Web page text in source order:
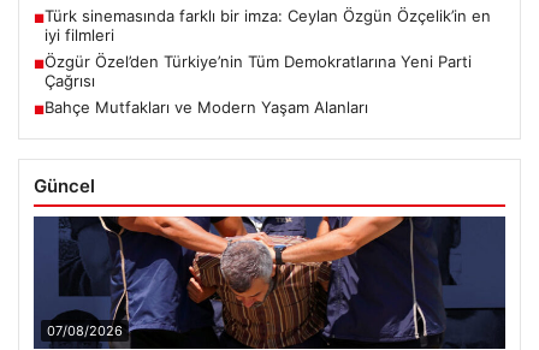
■Türk sinemasında farklı bir imza: Ceylan Özgün Özçelik’in en
iyi filmleri
■Özgür Özel’den Türkiye’nin Tüm Demokratlarına Yeni Parti
Çağrısı
■Bahçe Mutfakları ve Modern Yaşam Alanları
Güncel
07/08/2026